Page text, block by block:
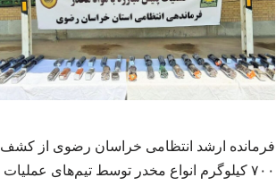
فرمانده ارشد انتظامی خراسان رضوی از کشف
۷۰۰ کیلوگرم انواع مخدر توسط تیم‌های عملیات